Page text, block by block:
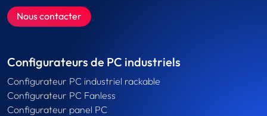
Nous contacter
Configurateurs de PC industriels
Configurateur PC industriel rackable
Configurateur PC Fanless
Configurateur panel PC